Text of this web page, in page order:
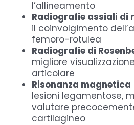
l’allineamento
Radiografie assiali di
il coinvolgimento
femoro-rotulea
Radiografie di
migliore
articolare
Risonanza magnetica
lesioni legamentose,
valutare
cartilagineo